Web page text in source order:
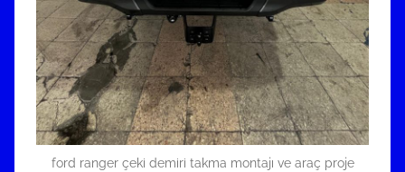
ford ranger çeki demiri takma montajı ve araç proje